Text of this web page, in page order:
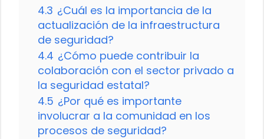
4.3 ¿Cuál es la importancia de la
actualización de la infraestructura
de seguridad?
4.4 ¿Cómo puede contribuir la
colaboración con el sector privado a
la seguridad estatal?
4.5 ¿Por qué es importante
involucrar a la comunidad en los
procesos de seguridad?